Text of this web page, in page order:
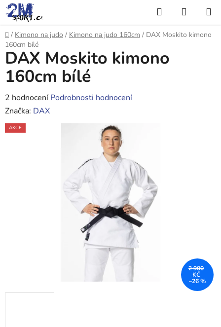
Přejít
na
obsah
Hledat
KOŠÍK
Domů
/ Kimono na judo / Kimono na judo 160cm / DAX Moskito kimono
160cm bílé
DAX Moskito kimono
160cm bílé
Průměrné
hodnocení
produktu
2 hodnocení Podrobnosti hodnocení
Značka: DAX
AKCE
2 900
KČ
–26 %